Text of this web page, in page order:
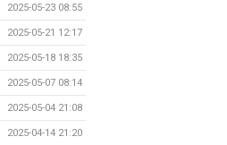
2025-05-23 08:55
2025-05-21 12:17
2025-05-18 18:35
2025-05-07 08:14
2025-05-04 21:08
2025-04-14 21:20